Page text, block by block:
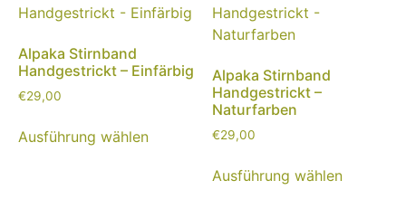
Alpaka Stirnband
Handgestrickt – Einfärbig
€29,00
Ausführung wählen
Alpaka Stirnband
Handgestrickt –
Naturfarben
€29,00
Ausführung wählen